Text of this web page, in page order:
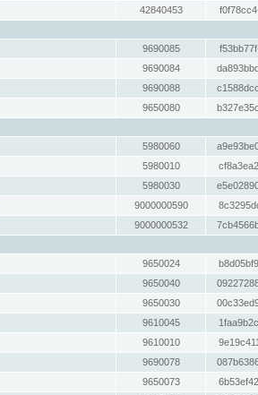
42840453
9690085
9690084
9690088
9650080
5980060
5980010
5980030
9000000590
9000000532
9650024
9650040
9650030
9610045
9610010
9690078
9650073